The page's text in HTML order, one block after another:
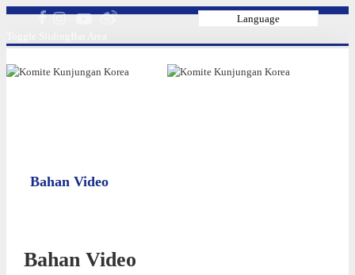
Language
Bahan Video
Bahan Video